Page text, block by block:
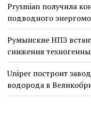
Prysmian получила
подводного
Румынские НПЗ
снижения
Uniper построит
водорода в